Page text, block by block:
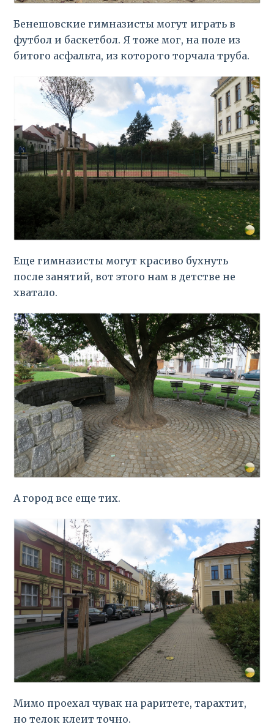
Бенешовские гимназисты могут играть в
футбол и баскетбол. Я тоже мог, на поле из
битого асфальта, из которого торчала труба.
Еще гимназисты могут красиво бухнуть
после занятий, вот этого нам в детстве не
хватало.
А город все еще тих.
Мимо проехал чувак на раритете, тарахтит,
но телок клеит точно.